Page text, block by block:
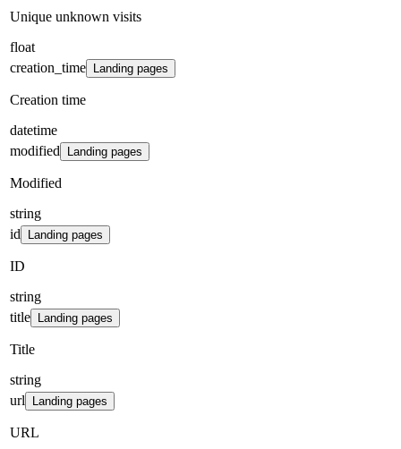
Unique unknown visits
float
creation_time
Landing pages
Creation time
datetime
modified
Landing pages
Modified
string
id
Landing pages
ID
string
title
Landing pages
Title
string
url
Landing pages
URL